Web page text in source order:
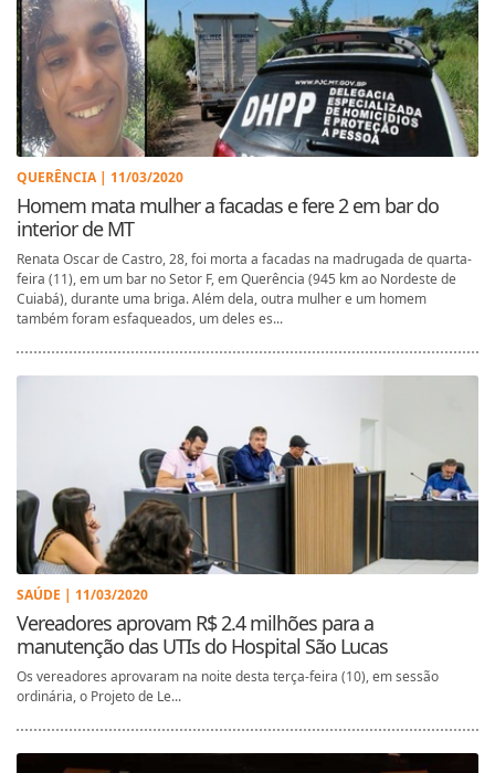
QUERÊNCIA | 11/03/2020
Homem mata mulher a facadas e fere 2 em bar do
interior de MT
Renata Oscar de Castro, 28, foi morta a facadas na madrugada de quarta-
feira (11), em um bar no Setor F, em Querência (945 km ao Nordeste de
Cuiabá), durante uma briga. Além dela, outra mulher e um homem
também foram esfaqueados, um deles es...
SAÚDE | 11/03/2020
Vereadores aprovam R$ 2.4 milhões para a
manutenção das UTIs do Hospital São Lucas
Os vereadores aprovaram na noite desta terça-feira (10), em sessão
ordinária, o Projeto de Le...